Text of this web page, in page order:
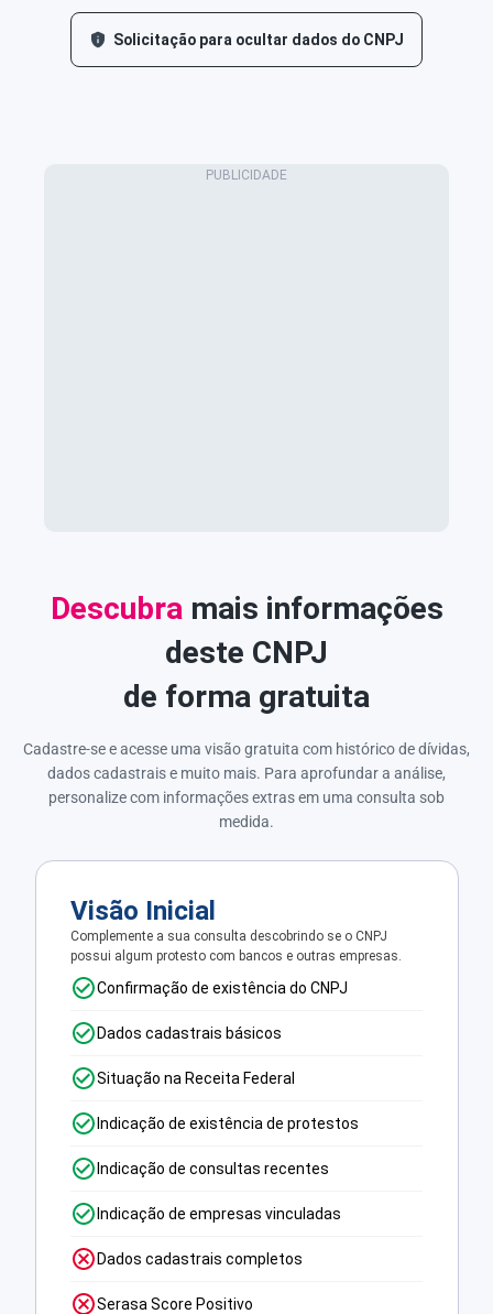
Solicitação para ocultar dados do CNPJ
Descubra mais informações
deste CNPJ
de forma gratuita
Cadastre-se e acesse uma visão gratuita com histórico de dívidas,
dados cadastrais e muito mais. Para aprofundar a análise,
personalize com informações extras em uma consulta sob
medida.
Visão Inicial
Complemente a sua consulta descobrindo se o CNPJ
possui algum protesto com bancos e outras empresas.
Confirmação de existência do CNPJ
Dados cadastrais básicos
Situação na Receita Federal
Indicação de existência de protestos
Indicação de consultas recentes
Indicação de empresas vinculadas
Dados cadastrais completos
Serasa Score Positivo